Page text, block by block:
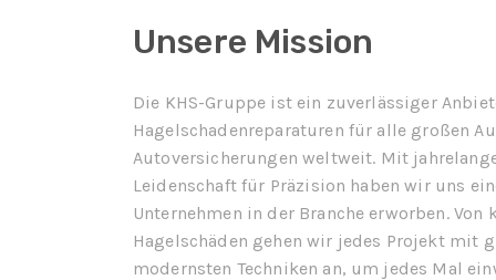
Unsere Mission
Die KHS-Gruppe ist ein zuverlässiger
Hagelschadenreparaturen für alle großen
Autoversicherungen weltweit. Mit
Leidenschaft für Präzision haben wir uns
Unternehmen in der Branche erworben.
Hagelschäden gehen wir jedes Projekt mit
modernsten Techniken an, um jedes Mal